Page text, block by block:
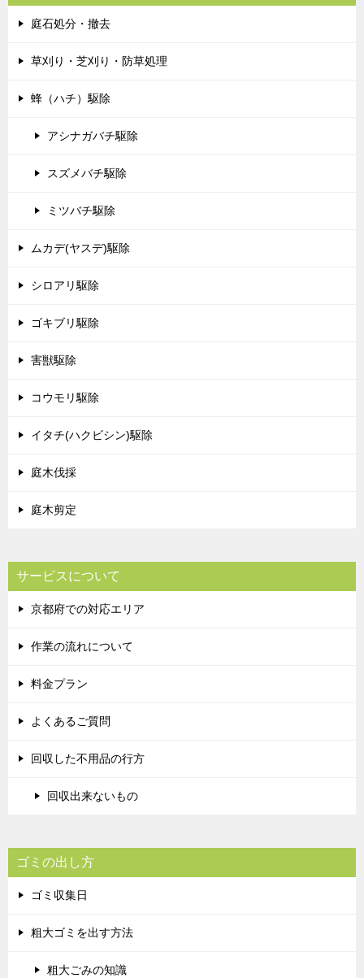
庭石処分・撤去
草刈り・芝刈り・防草処理
蜂（ハチ）駆除
アシナガバチ駆除
スズメバチ駆除
ミツバチ駆除
ムカデ(ヤスデ)駆除
シロアリ駆除
ゴキブリ駆除
害獣駆除
コウモリ駆除
イタチ(ハクビシン)駆除
庭木伐採
庭木剪定
サービスについて
京都府での対応エリア
作業の流れについて
料金プラン
よくあるご質問
回収した不用品の行方
回収出来ないもの
ゴミの出し方
ゴミ収集日
粗大ゴミを出す方法
粗大ごみの知識